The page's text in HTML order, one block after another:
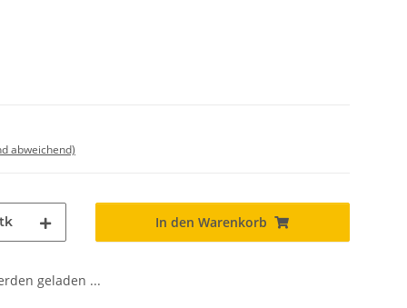
abweichend)
In den Warenkorb
geladen ...